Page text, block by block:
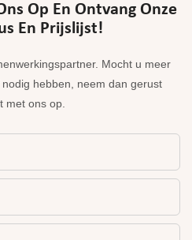
Op En Ontvang Onze
En Prijslijst!
Mocht u meer
hebben, neem dan gerust
met ons op.